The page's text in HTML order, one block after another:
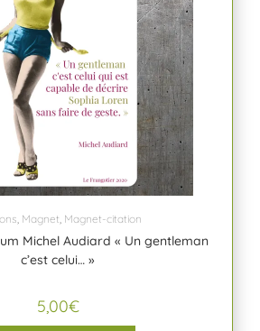
, Magnet, Magnet-citation
Michel Audiard « Un gentleman
c’est celui… »
5,00€